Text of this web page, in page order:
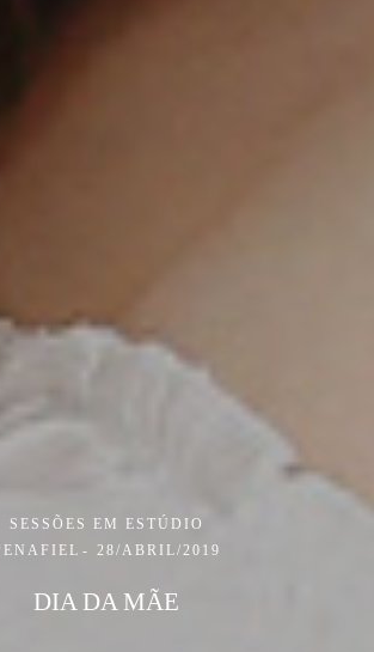
SESSÕES EM ESTÚDIO
28/ABRIL/2019
DIA DA MÃE